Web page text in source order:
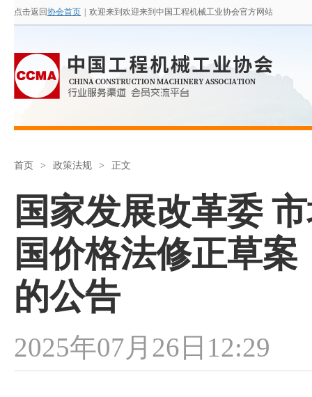
点击返回协会首页 欢迎来到欢迎来到中国工程机械工业协会官方网站
首页 > 政策法规 > 正文
国家发展改革委
国价格法修正草
的公告
2025年07月26日12:29